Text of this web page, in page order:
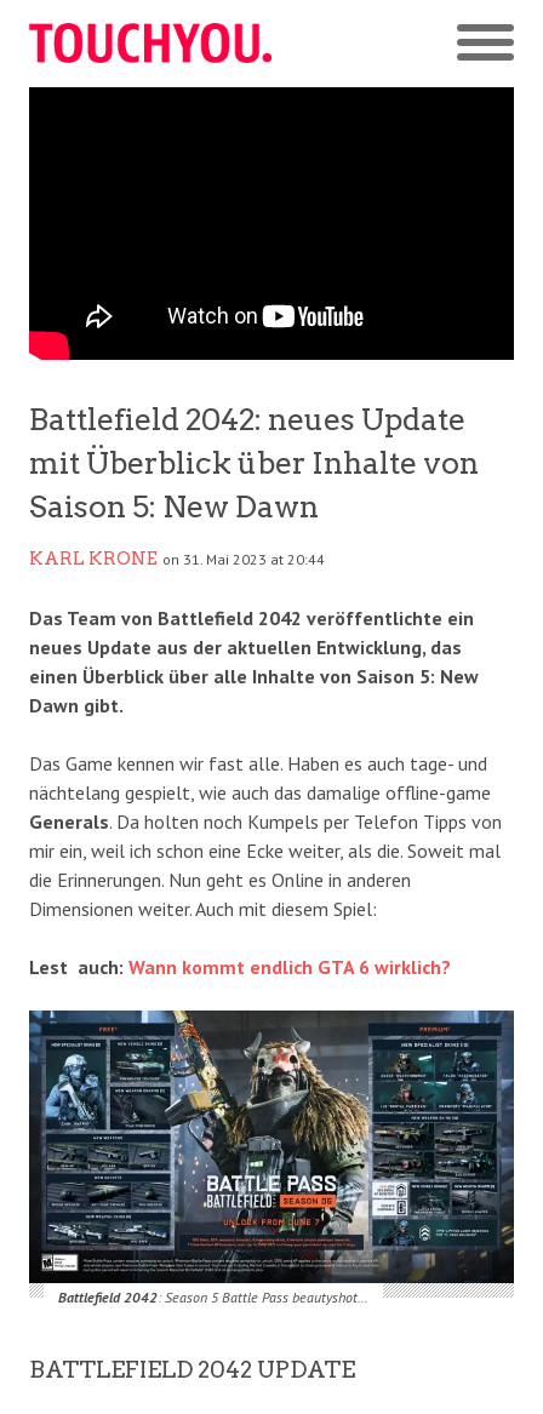
Battlefield 2042: neues Update
mit Überblick über Inhalte von
Saison 5: New Dawn
KARL KRONE on 31. Mai 2023 at 20:44
Das Team von Battlefield 2042 veröffentlichte ein
neues Update aus der aktuellen Entwicklung, das
einen Überblick über alle Inhalte von Saison 5: New
Dawn gibt.
Das Game kennen wir fast alle. Haben es auch tage- und
nächtelang gespielt, wie auch das damalige offline-game
Generals. Da holten noch Kumpels per Telefon Tipps von
mir ein, weil ich schon eine Ecke weiter, als die. Soweit mal
die Erinnerungen. Nun geht es Online in anderen
Dimensionen weiter. Auch mit diesem Spiel:
Lest auch: Wann kommt endlich GTA 6 wirklich?
Battlefield 2042: Season 5 Battle Pass beautyshot…
BATTLEFIELD 2042 UPDATE